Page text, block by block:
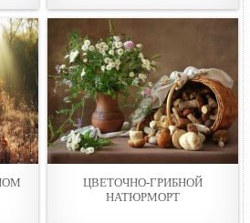
ЦВЕТОЧНО-ГРИБНОЙ
НАТЮРМОРТ